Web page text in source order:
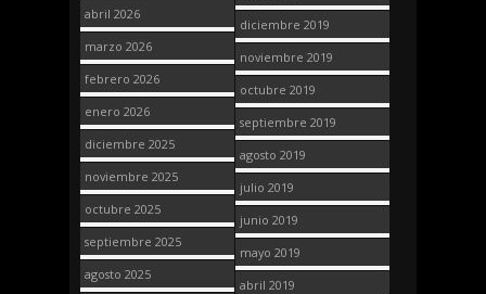
abril 2026
marzo 2026
febrero 2026
enero 2026
diciembre 2025
noviembre 2025
octubre 2025
septiembre 2025
agosto 2025
diciembre 2019
noviembre 2019
octubre 2019
septiembre 2019
agosto 2019
julio 2019
junio 2019
mayo 2019
abril 2019